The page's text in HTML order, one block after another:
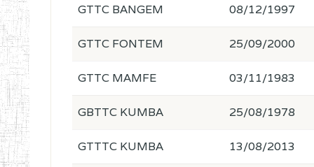
GTTC BANGEM 08/12/1997
GTTC FONTEM 25/09/2000
GTTC MAMFE 03/11/1983
GBTTC KUMBA 25/08/1978
GTTTC KUMBA 13/08/2013